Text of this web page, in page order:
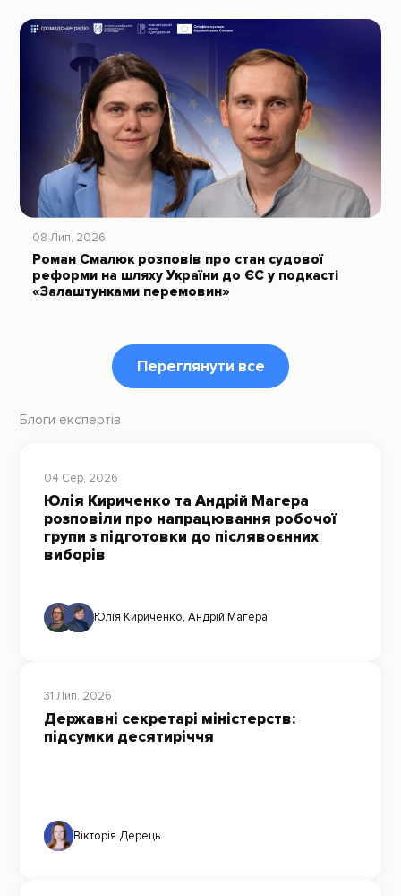
08 Лип, 2026
Роман Смалюк розповів про стан судової
реформи на шляху України до ЄС у подкасті
«Залаштунками перемовин»
Переглянути все
Блоги експертів
04 Сер, 2026
Юлія Кириченко та Андрій Магера
розповіли про напрацювання робочої
групи з підготовки до післявоєнних
виборів
Юлія Кириченко, Андрій Магера
31 Лип, 2026
Державні секретарі міністерств:
підсумки десятиріччя
Вікторія Дерець